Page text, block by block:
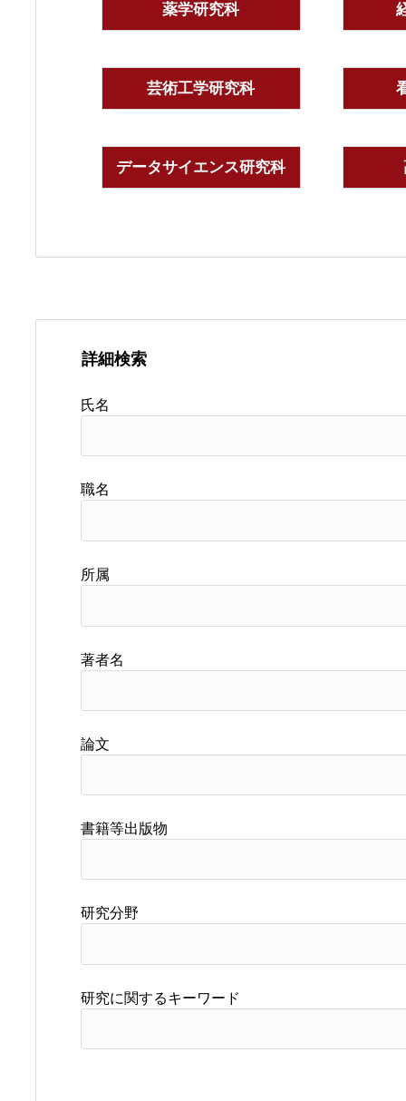
薬学研究科
芸術工学研究科
データサイエンス研究科
詳細検索
氏名
職名
所属
著者名
論文
書籍等出版物
研究分野
研究に関するキーワード